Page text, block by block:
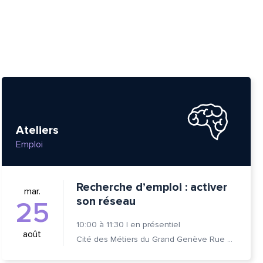
Ateliers
Emploi
mar.
25
août
Recherche d’emploi : activer
son réseau
10:00 à 11:30 | en présentiel
Cité des Métiers du Grand Genève Rue Prévost-Martin 6 1205 Genève